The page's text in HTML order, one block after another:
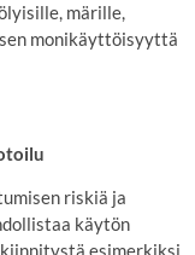
märille,
monikäyttöisyyttä
riskiä ja
käytön
esimerkiksi